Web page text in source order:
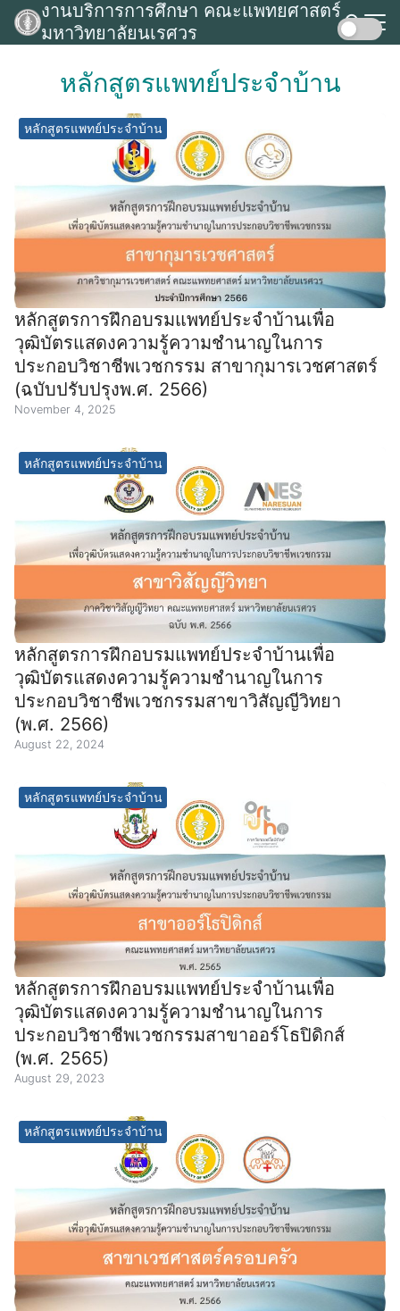
Skip
งานบริการการศึกษา คณะแพทยศาสตร์
มหาวิทยาลัยนเรศวร
หลักสูตรแพทย์ประจำบ้าน
หลักสูตรแพทย์ประจำบ้าน
หลักสูตรการฝึกอบรมแพทย์ประจำบ้านเพื่อ
วุฒิบัตรแสดงความรู้ความชำนาญในการ
ประกอบวิชาชีพเวชกรรม สาขากุมารเวชศาสตร์
(ฉบับปรับปรุงพ.ศ. 2566)
November 4, 2025
หลักสูตรแพทย์ประจำบ้าน
หลักสูตรการฝึกอบรมแพทย์ประจำบ้านเพื่อ
วุฒิบัตรแสดงความรู้ความชำนาญในการ
ประกอบวิชาชีพเวชกรรมสาขาวิสัญญีวิทยา
(พ.ศ. 2566)
August 22, 2024
หลักสูตรแพทย์ประจำบ้าน
หลักสูตรการฝึกอบรมแพทย์ประจำบ้านเพื่อ
วุฒิบัตรแสดงความรู้ความชำนาญในการ
ประกอบวิชาชีพเวชกรรมสาขาออร์โธปิดิกส์
(พ.ศ. 2565)
August 29, 2023
หลักสูตรแพทย์ประจำบ้าน